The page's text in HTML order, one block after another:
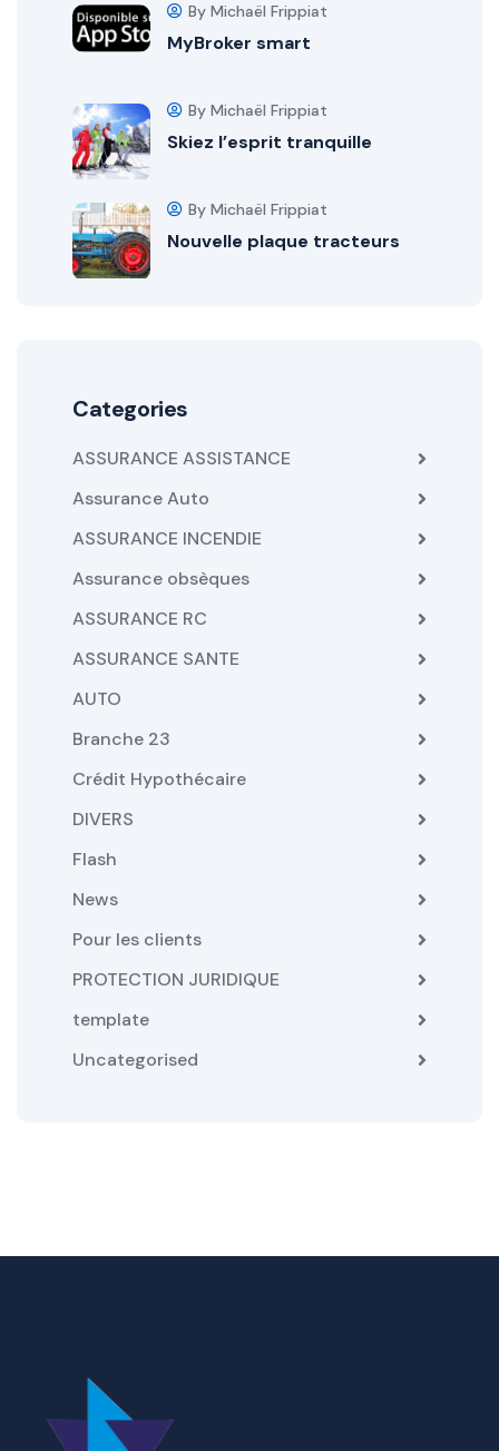
MyBroker smart
By Michaël Frippiat
Skiez l’esprit tranquille
By Michaël Frippiat
Nouvelle plaque tracteurs
By Michaël Frippiat
Categories
ASSURANCE ASSISTANCE
Assurance Auto
ASSURANCE INCENDIE
Assurance obsèques
ASSURANCE RC
ASSURANCE SANTE
AUTO
Branche 23
Crédit Hypothécaire
DIVERS
Flash
News
Pour les clients
PROTECTION JURIDIQUE
template
Uncategorised